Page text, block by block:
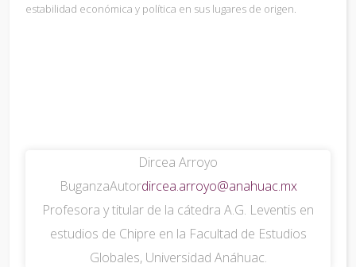
estabilidad económica y política en sus lugares de origen.
Dircea Arroyo
BuganzaAutordircea.arroyo@anahuac.mx
Profesora y titular de la cátedra A.G. Leventis en
estudios de Chipre en la Facultad de Estudios
Globales, Universidad Anáhuac.